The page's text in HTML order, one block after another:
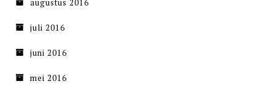
augustus 2016
juli 2016
juni 2016
mei 2016